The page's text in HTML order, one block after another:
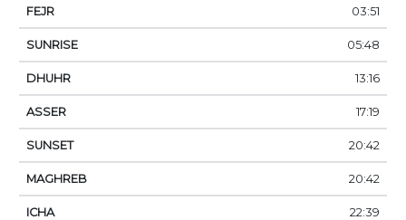
03:51
05:48
13:16
17:19
20:42
20:42
22:39